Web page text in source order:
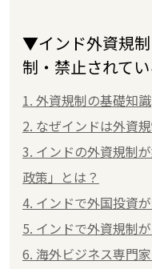
▼インド外資規
制・禁止されて
1. 外資規制の基礎知識
2. なぜインドは外資
3. インドの外資規制
政策」とは？
4. インドで外国投資
5. インドで外資規制
6. 海外ビジネス専門